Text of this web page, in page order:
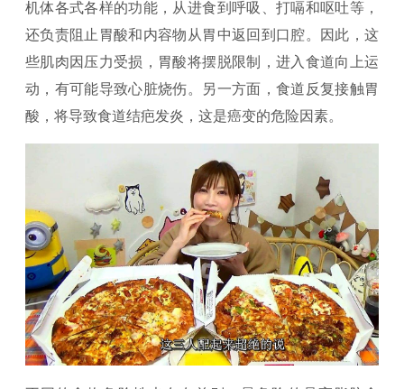
机体各式各样的功能，从进食到呼吸、打嗝和呕吐等，
还负责阻止胃酸和内容物从胃中返回到口腔。因此，这
些肌肉因压力受损，胃酸将摆脱限制，进入食道向上运
动，有可能导致心脏烧伤。另一方面，食道反复接触胃
酸，将导致食道结疤发炎，这是癌变的危险因素。